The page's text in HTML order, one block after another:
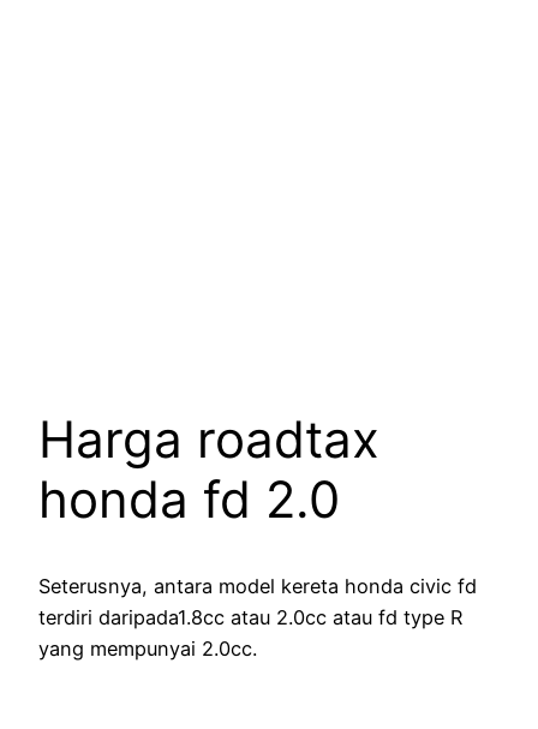
Harga roadtax
honda fd 2.0
Seterusnya, antara model kereta honda civic fd
terdiri daripada1.8cc atau 2.0cc atau fd type R
yang mempunyai 2.0cc.